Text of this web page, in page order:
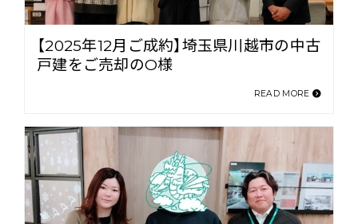
【2025年12月ご成約】埼玉県川越市の中古
戸建をご売却のO様
READ MORE